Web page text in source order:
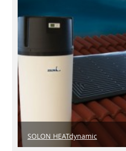
SOLON HEATdynamic